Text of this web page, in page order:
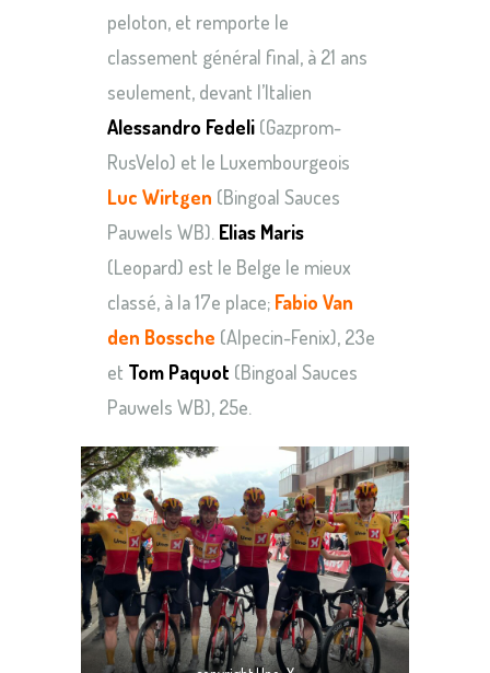
peloton, et remporte le
classement général final, à 21 ans
seulement, devant l’Italien
Alessandro Fedeli (Gazprom-
RusVelo) et le Luxembourgeois
Luc Wirtgen (Bingoal Sauces
Pauwels WB). Elias Maris
(Leopard) est le Belge le mieux
classé, à la 17e place; Fabio Van
den Bossche (Alpecin-Fenix), 23e
et Tom Paquot (Bingoal Sauces
Pauwels WB), 25e.